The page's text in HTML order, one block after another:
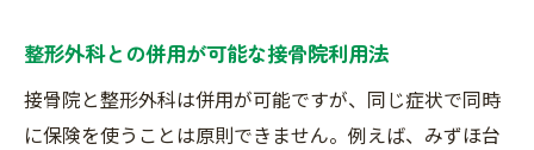
整形外科との併用が可能な接骨院利用法
接骨院と整形外科は併用が可能ですが、同じ症状で同時
に保険を使うことは原則できません。例えば、みずほ台